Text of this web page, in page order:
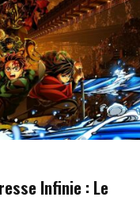
Infinie : Le